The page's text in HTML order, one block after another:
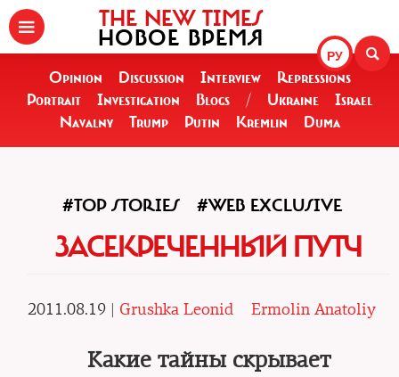
РУ
THE NEW TIMES
НОВОЕ ВРЕМЯ
Opinion Discussion Interview
Repressions
Portrait
Investigation Blogs / Ukraine
Israel
Navalny
Trump Putin Kremlin Duma
#TOP STORIES #WEB EXCLUSIVE
ЗАСЕКРЕЧЕННЫЙ ПУТЧ
2011.08.19 | Grushka Leonid Ermolin Anatoliy
Какие тайны скрывает